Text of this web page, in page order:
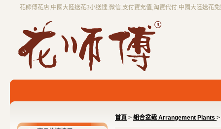
花師傅花店,中國大陸送花3小送達.微信.支付寶充值,淘寶代付.中國大陸送花
首頁 > 組合盆栽 Arrangement Plants